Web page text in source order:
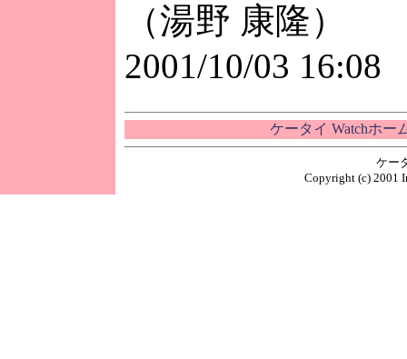
（湯野 康隆）
2001/10/03 16:08
ケータイ Watchホー
ケー
Copyright (c) 2001